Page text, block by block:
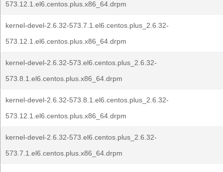
573.12.1.el6.centos.plus.x86_64.drpm
kernel-devel-2.6.32-573.7.1.el6.centos.plus_2.6.32-
573.12.1.el6.centos.plus.x86_64.drpm
kernel-devel-2.6.32-573.el6.centos.plus_2.6.32-
573.8.1.el6.centos.plus.x86_64.drpm
kernel-devel-2.6.32-573.8.1.el6.centos.plus_2.6.32-
573.12.1.el6.centos.plus.x86_64.drpm
kernel-devel-2.6.32-573.el6.centos.plus_2.6.32-
573.7.1.el6.centos.plus.x86_64.drpm